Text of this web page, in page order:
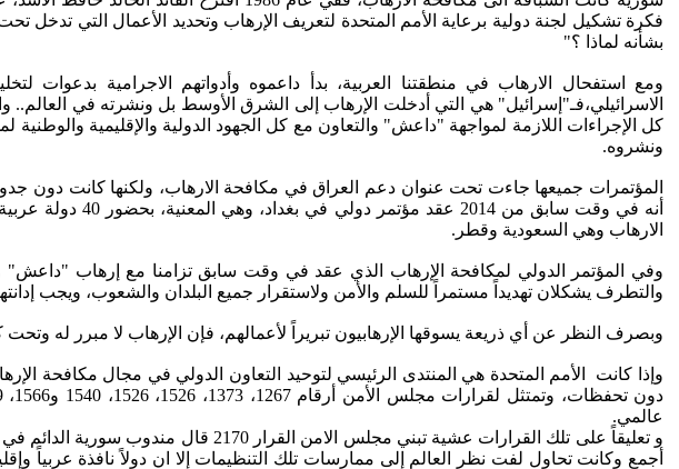
فكرة تشكيل لجنة دولية برعاية الأمم المتحدة لتعريف الإرهاب وتحديد الأعمال التي تدخل
بشأنه لماذا ؟"
ومع استفحال الارهاب في منطقتنا العربية، بدأ داعموه وأدواتهم الاجرامية بدعوات
كل الإجراءات اللازمة لمواجهة "داعش" والتعاون مع كل الجهود الدولية والإقليمية والوطنية
ونشروه.
المؤتمرات جميعها جاءت تحت عنوان دعم العراق في مكافحة الارهاب، ولكنها كانت دون
أنه في وقت سابق
الارهاب وهي السعودية وقطر.
والتطرف يشكلان تهديداً مستمراً للسلم والأمن ولاستقرار جميع البلدان والشعوب، ويجب
وبصرف النظر عن أي ذريعة يسوقها الإرهابيون تبريراً لأعمالهم، فإن الإرهاب لا مبرر
عالمي.
و تعليقاً على تلك القرارات عشية تبني
أجمع وكانت تحاول لفت نظر العالم إلى ممارسات تلك التنظيمات إلا ان دولاً نافذة عربياً